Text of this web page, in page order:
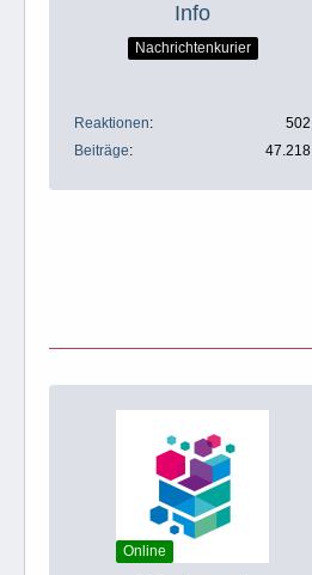
Info
Nachrichtenkurier
Reaktionen
502
Beiträge
47.218
Online